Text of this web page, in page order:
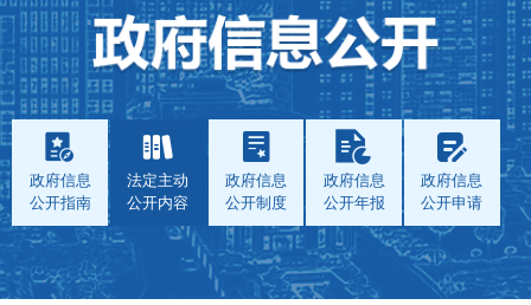
政府信息
公开指南
法定主动
公开内容
政府信息
公开制度
政府信息
公开年报
政府信息
公开申请